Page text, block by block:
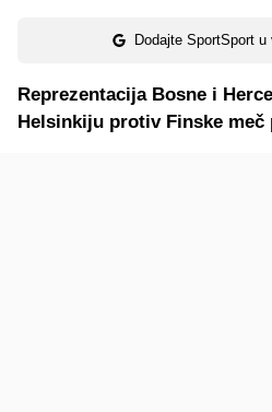
Dodajte SportSport
Reprezentacija Bosne i
Helsinkiju protiv Finske meč